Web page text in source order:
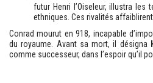
futur Henri l’Oiseleur, illustra
ethniques. Ces rivalités
Conrad mourut en 918, incapable
du royaume. Avant sa mort, il désigna
comme successeur, dans l’espoir qu’il